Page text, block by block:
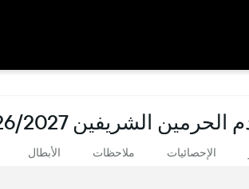
الشريفين 2026/2027
الإحصائيات ملاحظات الأبطال